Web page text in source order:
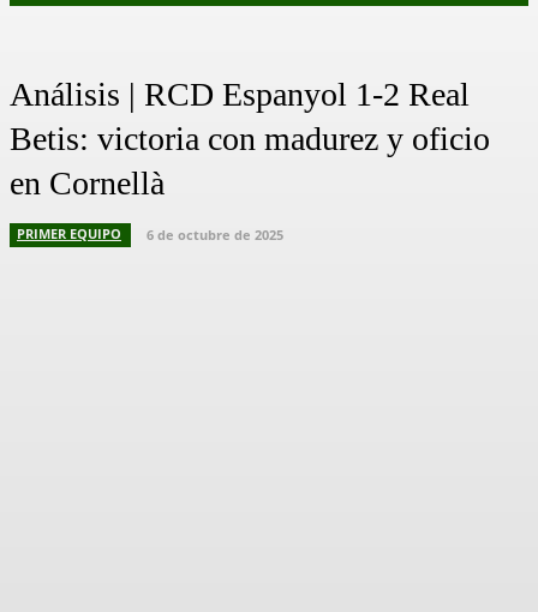
Análisis | RCD Espanyol 1-2 Real
Betis: victoria con madurez y oficio
en Cornellà
PRIMER EQUIPO 6 de octubre de 2025